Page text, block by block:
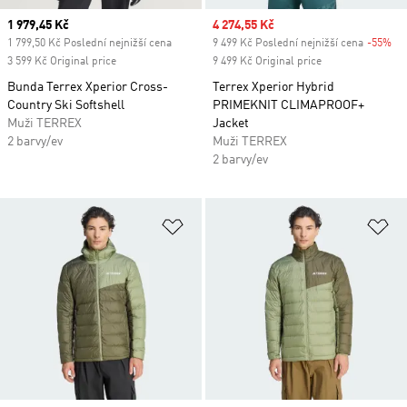
Current price
1 979,45 Kč
1 799,50 Kč Poslední nejnižší cena
3 599 Kč Original price
Bunda Terrex Xperior Cross-
Country Ski Softshell
Muži TERREX
2 barvy/ev
Sale price
4 274,55 Kč
9 499 Kč Poslední nejnižší cena -55%
9 499 Kč Original price
Terrex Xperior Hybrid
PRIMEKNIT CLIMAPROOF+
Jacket
Muži TERREX
2 barvy/ev
Přidat do seznamu přání